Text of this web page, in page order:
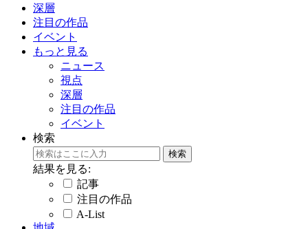
深層
注目の作品
イベント
もっと見る
ニュース
視点
深層
注目の作品
イベント
検索
結果を見る:
記事
注目の作品
A-List